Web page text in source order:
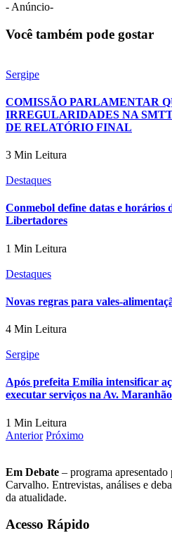
- Anúncio-
Você também pode gostar
Sergipe
COMISSÃO PARLAMENTAR
IRREGULARIDADES NA
DE RELATÓRIO FINAL
3 Min Leitura
Destaques
Conmebol define datas e horários
Libertadores
1 Min Leitura
Destaques
Novas regras para vales-
4 Min Leitura
Sergipe
Após prefeita Emília intensificar
executar serviços na Av. Maranhão
1 Min Leitura
Anterior Próximo
Em Debate – programa
Carvalho. Entrevistas, análises e
da atualidade.
Acesso Rápido